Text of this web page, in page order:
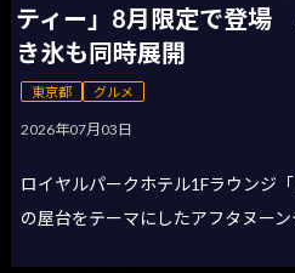
ティー」8月限定で登場
き氷も同時展開
東京都 グルメ
2026年07月03日
ロイヤルパークホテル1Fラウンジ
の屋台をテーマにしたアフタヌーン